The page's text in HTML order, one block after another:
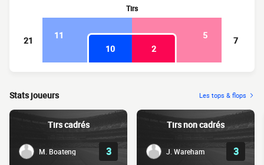
Tirs
21 11
5
10
2
7
Stats joueurs Les tops & flops
Tirs cadrés
M. Boateng 3
Tirs non cadrés
J. Wareham 3